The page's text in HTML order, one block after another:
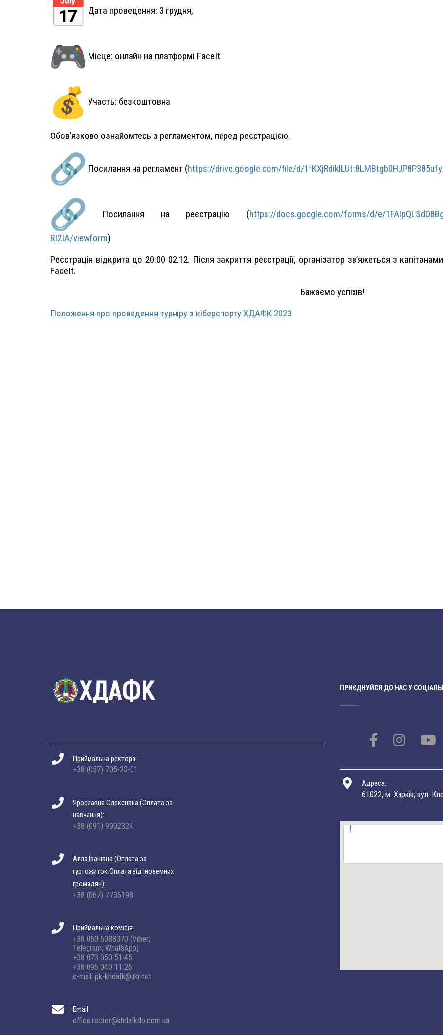
Дата проведення: 3 грудня,
Місце: онлайн на платформі FaceIt.
Участь: безкоштовна
Обов’язково ознайомтесь з регламентом, перед реєстрацією.
Посилання на регламент (https://drive.google.com/file/d/1fKXjRdiklLUtt8LMBtgb0HJP8P385
Посилання на реєстрацію (https://docs.google.com/forms/d/e/
RI2IA/viewform)
Реєстрація відкрита до 20:00 02.12. Після закриття реєстрації, організатор зв’яжеться з
FaceIt.
Бажаємо успіхів!
Положення про проведення турніру з кіберспорту ХДАФК 2023
Приймальна ректора:
+38 (057) 705-23-01
Ярославна Олексіївна (Оплата за
навчання):
+38 (091) 9902324
Алла Іванівна (Оплата за
гуртожиток Оплата від іноземних
громадян):
+38 (067) 7736198
Приймальна комісія:
+38 050 5088370 (Viber;
Telegram; WhatsApp)
+38 073 050 51 45
+38 096 040 11 25
e-mail: pk-khdafk@ukr.net
Email
office.rector@khdafkdo.com.ua
ПРИЄДНУЙСЯ ДО НАС У
Адреса:
61022, м. Харків, вул.